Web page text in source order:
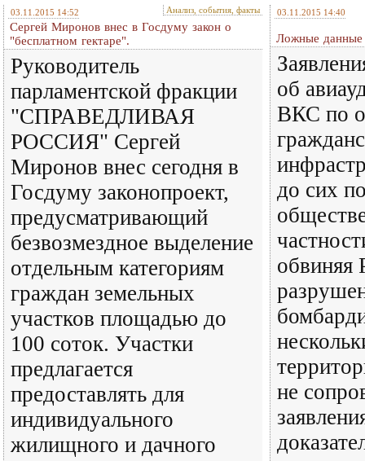
03.11.2015 14:52 Анализ, события, факты
Сергей Миронов внес в Госдуму закон о
"бесплатном гектаре".
Руководитель
парламентской фракции
"СПРАВЕДЛИВАЯ
РОССИЯ" Сергей
Миронов внес сегодня в
Госдуму законопроект,
предусматривающий
безвозмездное выделение
отдельным категориям
граждан земельных
участков площадью до
100 соток. Участки
предлагается
предоставлять для
индивидуального
жилищного и дачного
03.11.2015 14:40
Ложные
об
ВКС по
до сих
обвиняя
не